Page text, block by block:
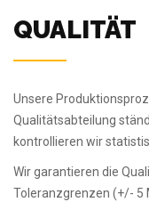
QUALITÄT
Unsere
Qualitätsabteilung
kontrollieren wir
Wir garantieren die
Toleranzgrenzen (+/- 5